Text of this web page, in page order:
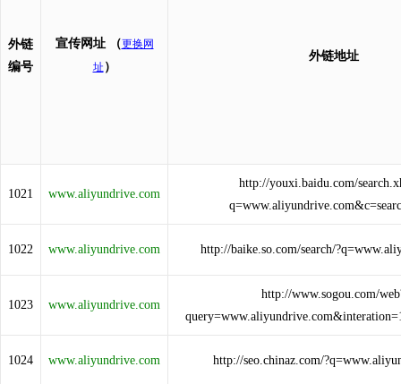
外链
编号
宣传网址 （更换网
址 ）
外链地址
1021 www.aliyundrive.com
http://youxi.baidu.com/
1022 www.aliyundrive.com http://baike.so.com/search/
1023 www.aliyundrive.com
http://www.sogou.com/
1024 www.aliyundrive.com http://seo.chinaz.com/